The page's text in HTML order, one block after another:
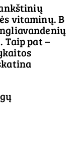
vitaminų. B
Taip pat –